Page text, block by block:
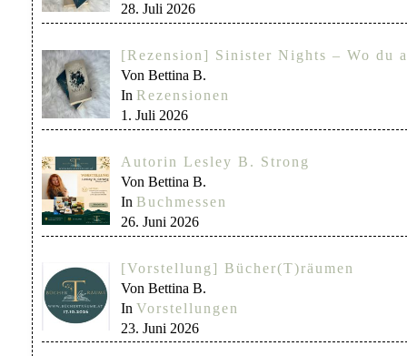
28. Juli 2026
[Rezension] Sinister Nights – Wo du
Von Bettina B.
In Rezensionen
1. Juli 2026
Autorin Lesley B. Strong
Von Bettina B.
In Buchmessen
26. Juni 2026
[Vorstellung] Bücher(T)räumen
Von Bettina B.
In Vorstellungen
23. Juni 2026